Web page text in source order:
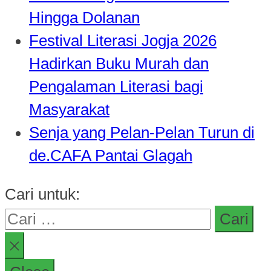
Hingga Dolanan
Festival Literasi Jogja 2026
Hadirkan Buku Murah dan
Pengalaman Literasi bagi
Masyarakat
Senja yang Pelan-Pelan Turun di
de.CAFA Pantai Glagah
Cari untuk: